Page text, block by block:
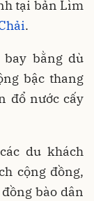
tại bản Lìm
.
bằng dù
bậc thang
đổ nước cấy
du khách
cộng đồng,
bào dân